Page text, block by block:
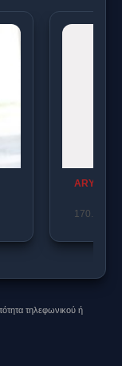
τηλεφωνικού ή